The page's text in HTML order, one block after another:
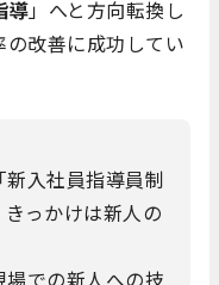
導」へと方向転換し
改善に成功してい
入社員指導員制
っかけは新人の
での新人への技